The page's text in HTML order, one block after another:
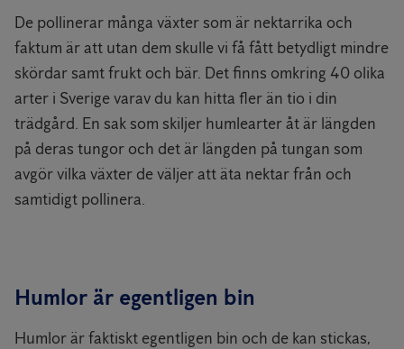
De pollinerar många växter som är nektarrika och
faktum är att utan dem skulle vi få fått betydligt mindre
skördar samt frukt och bär. Det finns omkring 40 olika
arter i Sverige varav du kan hitta fler än tio i din
trädgård. En sak som skiljer humlearter åt är längden
på deras tungor och det är längden på tungan som
avgör vilka växter de väljer att äta nektar från och
samtidigt pollinera.
Humlor är egentligen bin
Humlor är faktiskt egentligen bin och de kan stickas,